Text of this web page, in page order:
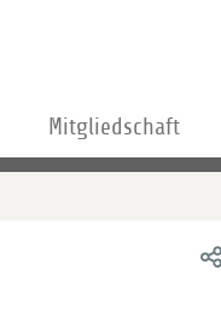
Mitgliedschaft